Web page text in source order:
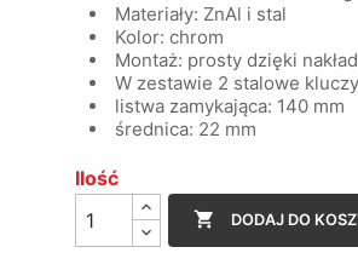
Materiały: ZnAl i stal
Kolor: chrom
Montaż: prosty dzięki
W zestawie 2 stalowe
listwa zamykająca: 140 mm
średnica: 22 mm
Ilość
 DODAJ DO